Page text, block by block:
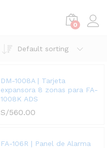
0
Default sorting
DM-1008A | Tarjeta
expansora 8 zonas para FA-
1008K ADS
S/560.00
FA-106R | Panel de Alarma